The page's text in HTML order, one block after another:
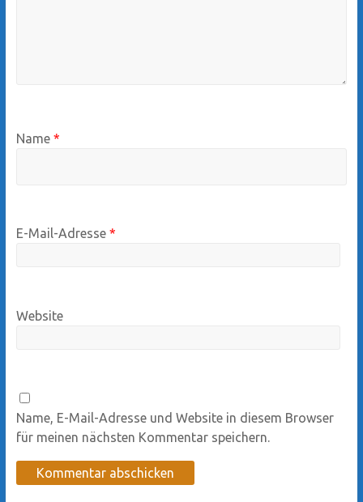
Name *
E-Mail-Adresse *
Website
Name, E-Mail-Adresse und Website in diesem Browser
für meinen nächsten Kommentar speichern.